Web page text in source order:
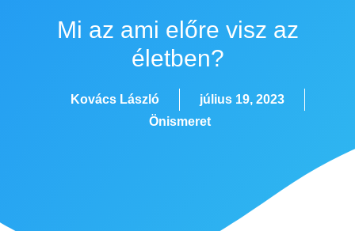
Mi az ami előre visz az
életben?
Kovács László
július 19, 2023
Önismeret